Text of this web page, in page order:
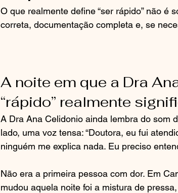
O que realmente define “ser rápido” não
correta, documentação completa e, se
A noite em que a Dra
“rápido” realmente
A Dra Ana Celidonio ainda lembra do som
lado, uma voz tensa: “Doutora, eu fui
ninguém me explica nada. Eu preciso
Não era a primeira pessoa com dor. Em
mudou aquela noite foi a mistura de